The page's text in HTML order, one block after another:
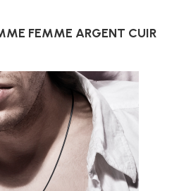
FEMME ARGENT CUIR